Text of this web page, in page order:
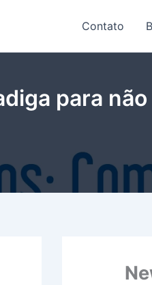
Contato
para